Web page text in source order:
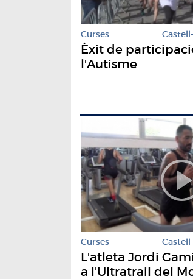
Curses
Èxit de
l'Autisme
Curses
L'atleta Jordi
a l'Ultratrail del